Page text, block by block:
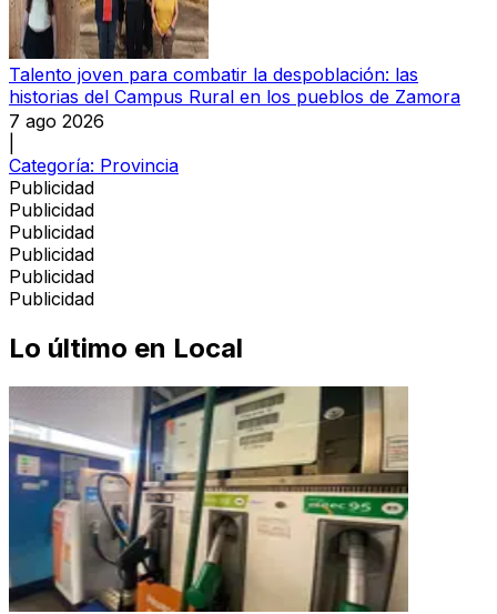
Talento joven para combatir la despoblación: las
historias del Campus Rural en los pueblos de Zamora
7 ago 2026
Categoría: Provincia
Publicidad
Publicidad
Publicidad
Publicidad
Publicidad
Publicidad
Lo último en Local